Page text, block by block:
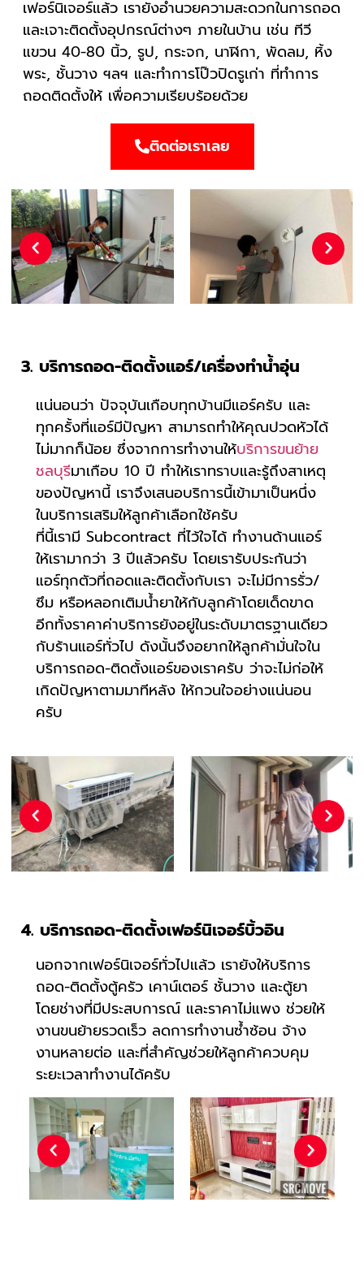
เฟอร์นิเจอร์แล้ว เรายังอำนวยความสะดวกในการถอด
และเจาะติดตั้งอุปกรณ์ต่างๆ ภายในบ้าน เช่น ทีวี
แขวน 40-80 นิ้ว, รูป, กระจก, นาฬิกา, พัดลม, หิ้ง
พระ, ชั้นวาง ฯลฯ และทำการโป๊วปิดรูเก่า ที่ทำการ
ถอดติดตั้งให้ เพื่อความเรียบร้อยด้วย
ติดต่อเราเลย
Previous Next
3. บริการถอด-ติดตั้งแอร์/เครื่องทำน้ำอุ่น
แน่นอนว่า ปัจจุบันเกือบทุกบ้านมีแอร์ครับ และ
ทุกครั้งที่แอร์มีปัญหา สามารถทำให้คุณปวดหัวได้
ไม่มากก็น้อย ซึ่งจากการทำงานให้บริการขนย้าย
ชลบุรีมาเกือบ 10 ปี ทำให้เราทราบและรู้ถึงสาเหตุ
ของปัญหานี้ เราจึงเสนอบริการนี้เข้ามาเป็นหนึ่ง
ในบริการเสริมให้ลูกค้าเลือกใช้ครับ
ที่นี้เรามี Subcontract ที่ไว้ใจได้ ทำงานด้านแอร์
ให้เรามากว่า 3 ปีแล้วครับ โดยเรารับประกันว่า
แอร์ทุกตัวที่ถอดและติดตั้งกับเรา จะไม่มีการรั่ว/
ซึม หรือหลอกเติมน้ำยาให้กับลูกค้าโดยเด็ดขาด
อีกทั้งราคาค่าบริการยังอยู่ในระดับมาตรฐานเดียว
กับร้านแอร์ทั่วไป ดังนั้นจึงอยากให้ลูกค้ามั่นใจใน
บริการถอด-ติดตั้งแอร์ของเราครับ ว่าจะไม่ก่อให้
เกิดปัญหาตามมาทีหลัง ให้กวนใจอย่างแน่นอน
ครับ
Previous Next
4. บริการถอด-ติดตั้งเฟอร์นิเจอร์บิ้วอิน
นอกจากเฟอร์นิเจอร์ทั่วไปแล้ว เรายังให้บริการ
ถอด-ติดตั้งตู้ครัว เคาน์เตอร์ ชั้นวาง และตู้ยา
โดยช่างที่มีประสบการณ์ และราคาไม่แพง ช่วยให้
งานขนย้ายรวดเร็ว ลดการทำงานซ้ำซ้อน จ้าง
งานหลายต่อ และที่สำคัญช่วยให้ลูกค้าควบคุม
ระยะเวลาทำงานได้ครับ
Previous Next